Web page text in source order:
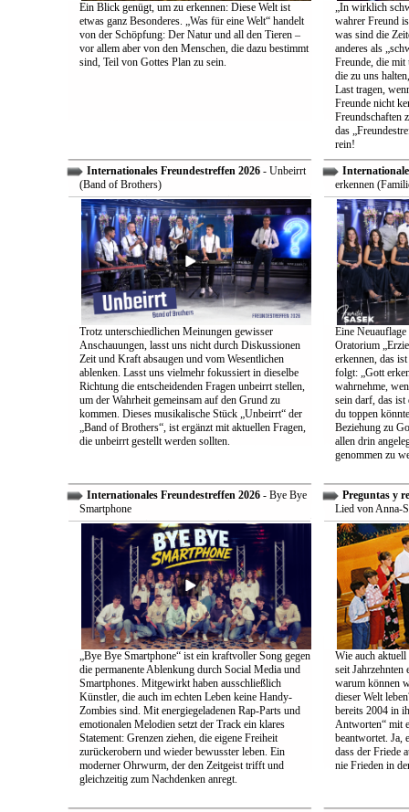
Ein Blick genügt, um zu erkennen: Diese Welt ist
etwas ganz Besonderes. „Was für eine Welt“ handelt
von der Schöpfung: Der Natur und all den Tieren –
vor allem aber von den Menschen, die dazu bestimmt
sind, Teil von Gottes Plan zu sein.
„In wirklich
wahrer Freund
was sind die
anderes als
Freunde, die mit
die zu uns
Last tragen,
Freunde nicht
Freundschaften
das
rein!
Internationales Freundestreffen 2026- Unbeirrt
(Band of Brothers)
Trotz unterschiedlichen Meinungen gewisser
Anschauungen, lasst uns nicht durch Diskussionen
Zeit und Kraft absaugen und vom Wesentlichen
ablenken. Lasst uns vielmehr fokussiert in dieselbe
Richtung die entscheidenden Fragen unbeirrt stellen,
um der Wahrheit gemeinsam auf den Grund zu
kommen. Dieses musikalische Stück „Unbeirrt“ der
„Band of Brothers“, ist ergänzt mit aktuellen Fragen,
die unbeirrt gestellt werden sollten.
erkennen
Eine Neuauflage
Oratorium
erkennen, das
folgt: „Gott
wahrnehme,
sein darf, das ist
du toppen
Beziehung zu
allen drin
genommen zu
Internationales Freundestreffen 2026- Bye Bye
Smartphone
„Bye Bye Smartphone“ ist ein kraftvoller Song gegen
die permanente Ablenkung durch Social Media und
Smartphones. Mitgewirkt haben ausschließlich
Künstler, die auch im echten Leben keine Handy-
Zombies sind. Mit energiegeladenen Rap-Parts und
emotionalen Melodien setzt der Track ein klares
Statement: Grenzen ziehen, die eigene Freiheit
zurückerobern und wieder bewusster leben. Ein
moderner Ohrwurm, der den Zeitgeist trifft und
gleichzeitig zum Nachdenken anregt.
Preguntas y
Lied von Anna-
Wie auch
seit Jahrzehnten
warum können
dieser Welt
bereits 2004 in
Antworten“ mit
beantwortet. Ja,
dass der Friede
nie Frieden in